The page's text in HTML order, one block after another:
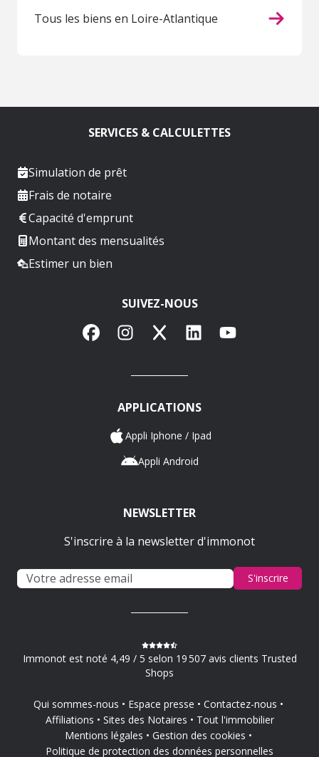
Tous les biens en Loire-Atlantique
SERVICES & CALCULETTES
Simulation de prêt
Frais de notaire
Capacité d'emprunt
Montant des mensualités
Estimer un bien
SUIVEZ-NOUS
FacebookInstagram
X LinkedInYouTube
APPLICATIONS
Appli Iphone / Ipad
Appli Android
NEWSLETTER
S'inscrire à la newsletter d'immonot
S'inscrire
Immonot est noté 4,49 / 5 selon 19 507 avis clients Trusted
Shops
Qui sommes-nous Espace presse
Contactez-nous
Affiliations
Sites des Notaires
Tout l'immobilier
Mentions légales
Gestion des cookies
Politique de protection des données personnelles